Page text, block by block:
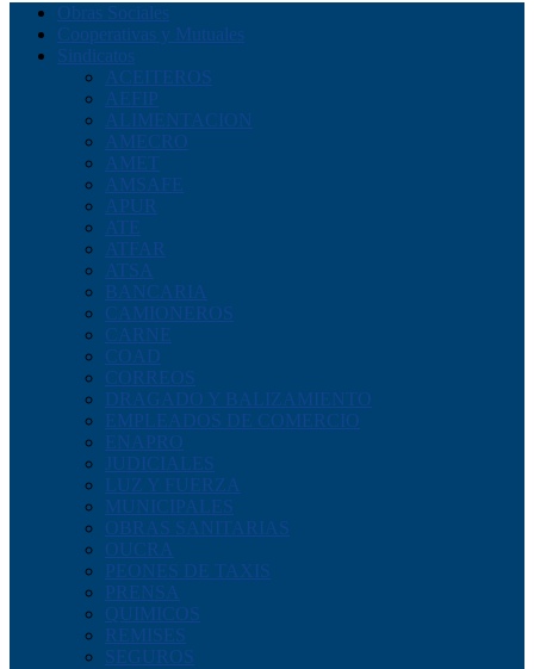
Obras Sociales
Cooperativas y Mutuales
Sindicatos
ACEITEROS
AEFIP
ALIMENTACION
AMECRO
AMET
AMSAFE
APUR
ATE
ATFAR
ATSA
BANCARIA
CAMIONEROS
CARNE
COAD
CORREOS
DRAGADO Y BALIZAMIENTO
EMPLEADOS DE COMERCIO
ENAPRO
JUDICIALES
LUZ Y FUERZA
MUNICIPALES
OBRAS SANITARIAS
OUCRA
PEONES DE TAXIS
PRENSA
QUIMICOS
REMISES
SEGUROS